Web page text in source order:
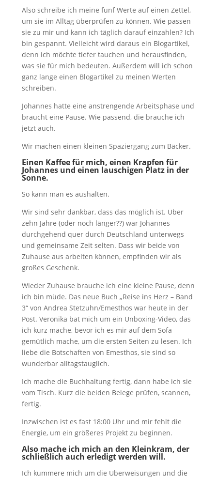
Also schreibe ich meine fünf Werte auf einen Zettel,
um sie im Alltag überprüfen zu können. Wie passen
sie zu mir und kann ich täglich darauf einzahlen? Ich
bin gespannt. Vielleicht wird daraus ein Blogartikel,
denn ich möchte tiefer tauchen und herausfinden,
was sie für mich bedeuten. Außerdem will ich schon
ganz lange einen Blogartikel zu meinen Werten
schreiben.
Johannes hatte eine anstrengende Arbeitsphase und
braucht eine Pause. Wie passend, die brauche ich
jetzt auch.
Wir machen einen kleinen Spaziergang zum Bäcker.
Einen Kaffee für mich, einen Krapfen für
Johannes und einen lauschigen Platz in der
Sonne.
So kann man es aushalten.
Wir sind sehr dankbar, dass das möglich ist. Über
zehn Jahre (oder noch länger??) war Johannes
durchgehend quer durch Deutschland unterwegs
und gemeinsame Zeit selten. Dass wir beide von
Zuhause aus arbeiten können, empfinden wir als
großes Geschenk.
Wieder Zuhause brauche ich eine kleine Pause, denn
ich bin müde. Das neue Buch „Reise ins Herz – Band
3“ von Andrea Stetzuhn/Emesthos war heute in der
Post. Veronika bat mich um ein Unboxing-Video, das
ich kurz mache, bevor ich es mir auf dem Sofa
gemütlich mache, um die ersten Seiten zu lesen. Ich
liebe die Botschaften von Emesthos, sie sind so
wunderbar alltagstauglich.
Ich mache die Buchhaltung fertig, dann habe ich sie
vom Tisch. Kurz die beiden Belege prüfen, scannen,
fertig.
Inzwischen ist es fast 18:00 Uhr und mir fehlt die
Energie, um ein größeres Projekt zu beginnen.
Also mache ich mich an den Kleinkram, der
schließlich auch erledigt werden will.
Ich kümmere mich um die Überweisungen und die